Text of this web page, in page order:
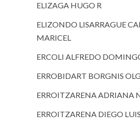
ELIZAGA HUGO R
ELIZONDO LISARRAGUE
MARICEL
ERCOLI ALFREDO
ERROBIDART BORGNIS
ERROITZARENA ADRIANA
ERROITZARENA DIEGO LUIS